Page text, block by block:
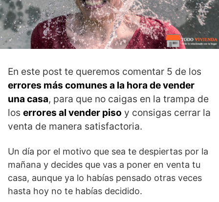
En este post te queremos comentar 5 de los
errores más comunes a la hora de vender
una casa, para que no caigas en la trampa de
los errores al vender piso y consigas cerrar la
venta de manera satisfactoria.
Un día por el motivo que sea te despiertas por la
mañana y decides que vas a poner en venta tu
casa, aunque ya lo habías pensado otras veces
hasta hoy no te habías decidido.